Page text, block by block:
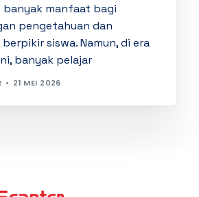
banyak manfaat bagi
pengetahuan dan
siswa. Namun, di era
banyak pelajar
21 MEI 2026